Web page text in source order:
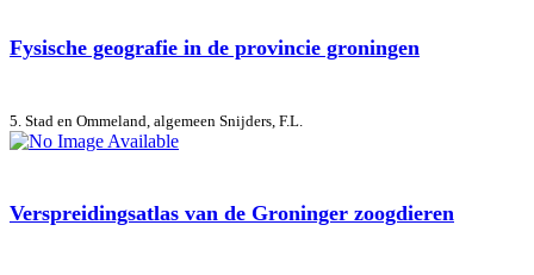
Fysische geografie in de provincie groningen
5. Stad en Ommeland, algemeen Snijders, F.L.
Verspreidingsatlas van de Groninger zoogdieren